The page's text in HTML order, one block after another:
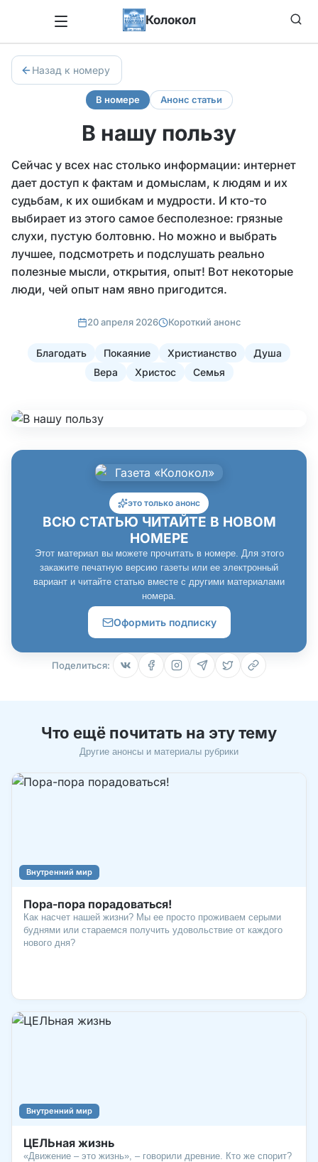
Колокол
Назад к номеру
В номере Анонс статьи
В нашу пользу
Сейчас у всех нас столько информации: интернет
дает доступ к фактам и домыслам, к людям и их
судьбам, к их ошибкам и мудрости. И кто-то
выбирает из этого самое бесполезное: грязные
слухи, пустую болтовню. Но можно и выбрать
лучшее, подсмотреть и подслушать реально
полезные мысли, открытия, опыт! Вот некоторые
люди, чей опыт нам явно пригодится.
20 апреля 2026 Короткий анонс
Благодать Покаяние Христианство
Душа
Вера
Христос Семья
это только анонс
ВСЮ СТАТЬЮ ЧИТАЙТЕ В НОВОМ
НОМЕРЕ
Этот материал вы можете прочитать в номере. Для этого
закажите печатную версию газеты или ее электронный
вариант и читайте статью вместе с другими материалами
номера.
Оформить подписку
Поделиться:
Что ещё почитать на эту тему
Другие анонсы и материалы рубрики
Внутренний мир
Пора-пора порадоваться!
Как насчет нашей жизни? Мы ее просто проживаем серыми
буднями или стараемся получить удовольствие от каждого
нового дня?
Внутренний мир
ЦЕЛЬная жизнь
«Движение – это жизнь», – говорили древние. Кто же спорит?